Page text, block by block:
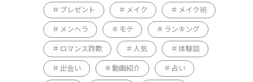
プレゼント メイク メイク術
メンヘラ モテ ランキング
ロマンス詐欺 人気 体験談
出会い 動画紹介 占い